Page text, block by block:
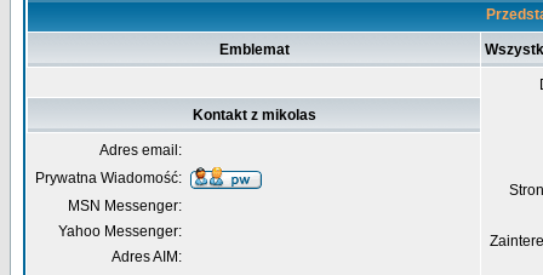
Emblemat
Kontakt z mikolas
Adres email:
Prywatna Wiadomość:
MSN Messenger:
Yahoo Messenger:
Adres AIM: